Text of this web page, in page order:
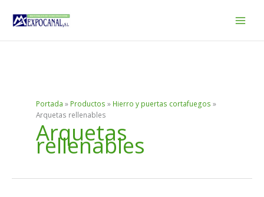
Portada » Productos » Hierro y puertas cortafuegos »
Arquetas rellenables
Arquetas
rellenables